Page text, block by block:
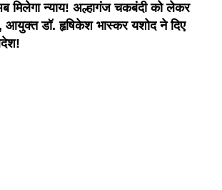
मिलेगा न्याय! अल्हागंज चकबंदी को लेकर
आयुक्त डॉ. हृषिकेश भास्कर यशोद ने दिए